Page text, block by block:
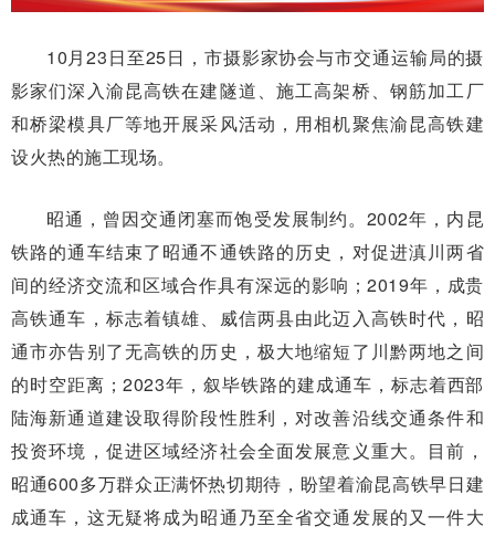
10月23日至25日，市摄影家协会与市交通运输局的摄
影家们深入渝昆高铁在建隧道、施工高架桥、钢筋加工厂
和桥梁模具厂等地开展采风活动，用相机聚焦渝昆高铁建
设火热的施工现场。
昭通，曾因交通闭塞而饱受发展制约。2002年，内昆
铁路的通车结束了昭通不通铁路的历史，对促进滇川两省
间的经济交流和区域合作具有深远的影响；2019年，成贵
高铁通车，标志着镇雄、威信两县由此迈入高铁时代，昭
通市亦告别了无高铁的历史，极大地缩短了川黔两地之间
的时空距离；2023年，叙毕铁路的建成通车，标志着西部
陆海新通道建设取得阶段性胜利，对改善沿线交通条件和
投资环境，促进区域经济社会全面发展意义重大。目前，
昭通600多万群众正满怀热切期待，盼望着渝昆高铁早日建
成通车，这无疑将成为昭通乃至全省交通发展的又一件大